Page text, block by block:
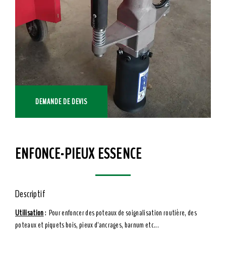
DEMANDE DE DEVIS
ENFONCE-PIEUX ESSENCE
Descriptif
Utilisation: Pour enfoncer des poteaux de soignalisation routière, des
poteaux et piquets bois, pieux d'ancrages, barnum etc...